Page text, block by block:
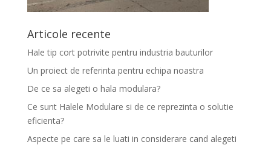
Articole recente
Hale tip cort potrivite pentru industria bauturilor
Un proiect de referinta pentru echipa noastra
De ce sa alegeti o hala modulara?
Ce sunt Halele Modulare si de ce reprezinta o solutie
eficienta?
Aspecte pe care sa le luati in considerare cand alegeti